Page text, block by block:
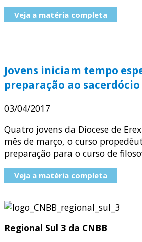
Veja a matéria completa
Jovens iniciam tempo
preparação ao
03/04/2017
Quatro jovens da Diocese de
mês de março, o curso
preparação para o curso de
Veja a matéria completa
Regional Sul 3 da CNBB